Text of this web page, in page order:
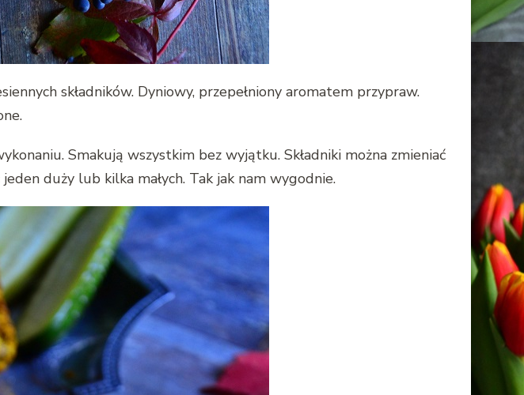
składników. Dyniowy, przepełniony aromatem przypraw.
Smakują wszystkim bez wyjątku. Składniki można zmieniać
duży lub kilka małych. Tak jak nam wygodnie.